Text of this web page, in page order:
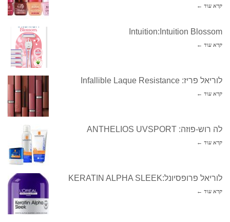
קרא עוד ←
Intuition:Intuition Blossom
קרא עוד ←
לוריאל פריז: Infallible Laque Resistance
קרא עוד ←
לה רוש-פוזה: ANTHELIOS UVSPORT
קרא עוד ←
לוריאל פרופסיונל:KERATIN ALPHA SLEEK
קרא עוד ←